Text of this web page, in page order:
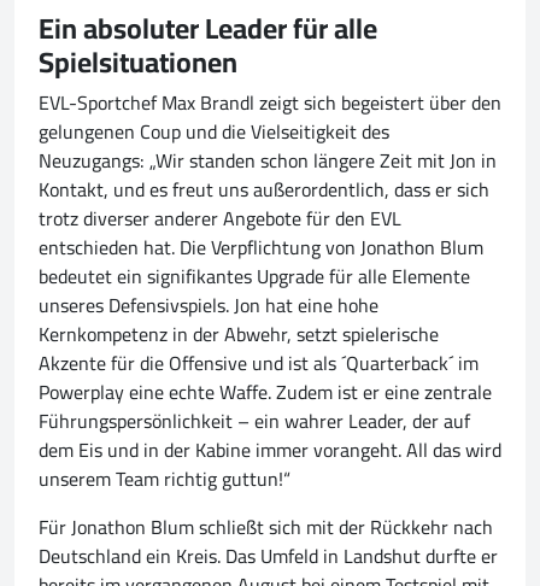
Ein absoluter Leader für alle
Spielsituationen
EVL-Sportchef Max Brandl zeigt sich begeistert über den
gelungenen Coup und die Vielseitigkeit des
Neuzugangs: „Wir standen schon längere Zeit mit Jon in
Kontakt, und es freut uns außerordentlich, dass er sich
trotz diverser anderer Angebote für den EVL
entschieden hat. Die Verpflichtung von Jonathon Blum
bedeutet ein signifikantes Upgrade für alle Elemente
unseres Defensivspiels. Jon hat eine hohe
Kernkompetenz in der Abwehr, setzt spielerische
Akzente für die Offensive und ist als ´Quarterback´ im
Powerplay eine echte Waffe. Zudem ist er eine zentrale
Führungspersönlichkeit – ein wahrer Leader, der auf
dem Eis und in der Kabine immer vorangeht. All das wird
unserem Team richtig guttun!“
Für Jonathon Blum schließt sich mit der Rückkehr nach
Deutschland ein Kreis. Das Umfeld in Landshut durfte er